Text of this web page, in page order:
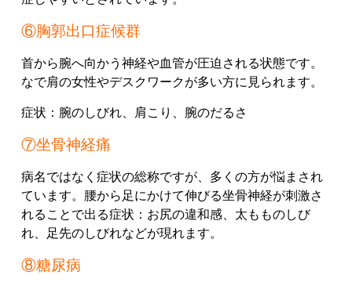
⑥胸郭出口症候群
首から腕へ向かう神経や血管が圧迫される状態です。
なで肩の女性やデスクワークが多い方に見られます。
症状： 腕のしびれ、 肩こり、 腕のだるさ
⑦坐骨神経痛
病名ではなく症状の総称ですが、多くの方が悩まされ
ています。 腰から足にかけて伸びる坐骨神経が刺激さ
れることで出る症状： お尻の違和感、 太もものしび
れ、 足先のしびれなどが現れます。
⑧糖尿病